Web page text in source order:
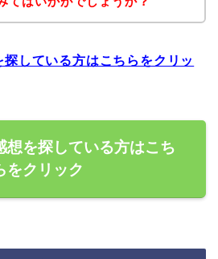
している方はこちらをクリッ
想を探している方はこち
をクリック